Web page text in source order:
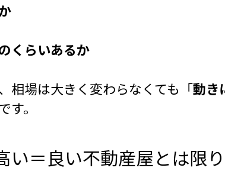
くらいあるか
相場は大きく変わらなくても「動き
す。
い＝良い不動産屋とは限